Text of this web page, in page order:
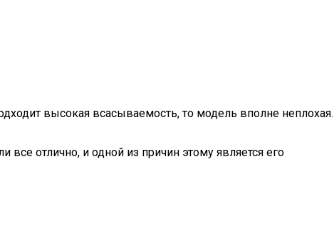
высокая всасываемость, то модель вполне неплохая.
отлично, и одной из причин этому является его